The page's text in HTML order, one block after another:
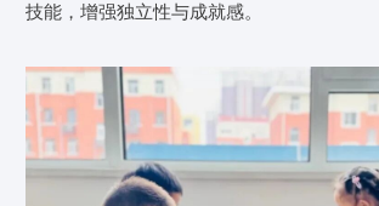
技能，增强独立性与成就感。